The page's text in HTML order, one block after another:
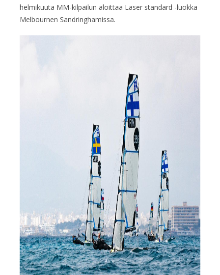
helmikuuta MM-kilpailun aloittaa Laser standard -luokka
Melbournen Sandringhamissa.